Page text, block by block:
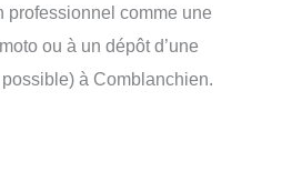
professionnel comme une
ou à un dépôt d’une
à Comblanchien.